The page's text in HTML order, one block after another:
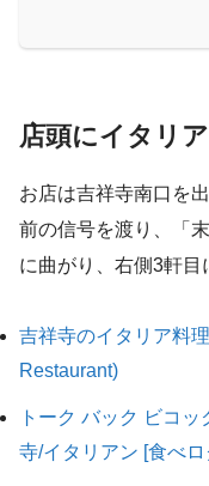
店頭にイタリ
お店は吉祥寺南口を
前の信号を渡り、「
に曲がり、右側3軒目
吉祥寺のイタリア料
Restaurant)
トーク バック ビコ
寺/イタリアン [食べロ